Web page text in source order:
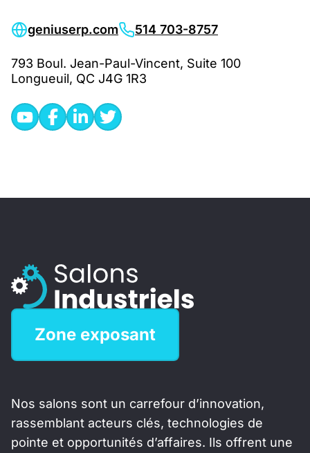
geniuserp.com 514 703-8757
793 Boul. Jean-Paul-Vincent, Suite 100
Longueuil, QC J4G 1R3
Zone exposant
Nos salons sont un carrefour d’innovation,
rassemblant acteurs clés, technologies de
pointe et opportunités d’affaires. Ils offrent une